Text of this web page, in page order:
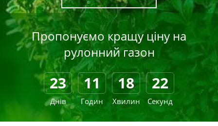
Пропонуємо кращу ціну на
рулонний газон
23
Днів
11
Годин
18
Хвилин
20
Секунд